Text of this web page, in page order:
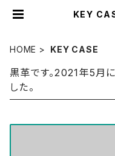
HOME KEY CASE
黒革です。2021年5月
した。